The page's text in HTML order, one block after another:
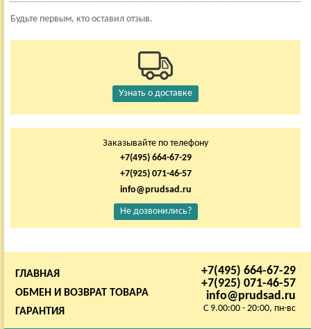
Будьте первым, кто оставил отзыв.
Узнать о доставке
Заказывайте по телефону
+7(495) 664-67-29
+7(925) 071-46-57
info@prudsad.ru
Не дозвонились?
+7(495) 664-67-29
+7(925) 071-46-57
info@prudsad.ru
C 9.00:00 - 20:00, пн-вс
ГЛАВНАЯ
ОБМЕН И ВОЗВРАТ ТОВАРА
ГАРАНТИЯ